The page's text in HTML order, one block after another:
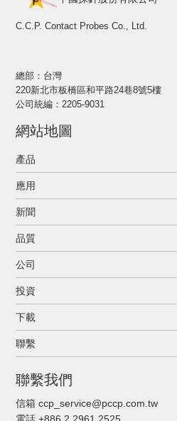
C.C.P. Contact Probes Co., Ltd.
總部：台灣
220新北市板橋區和平路24巷8號5樓
公司統編：2205-9031
網站地圖
產品
應用
新聞
品質
公司
投資
下載
聯繫
聯繫我們
信箱 ccp_service@pccp.com.tw